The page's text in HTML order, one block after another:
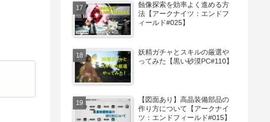
蝕像探索を効率よく進める方
法【アークナイツ：エンドフ
ィールド#025】
妖精ガチャとスキルの厳選や
ってみた【黒い砂漠PC#110】
【図面あり】高晶装備部品の
作り方について【アークナイ
ツ：エンドフィールド#015】